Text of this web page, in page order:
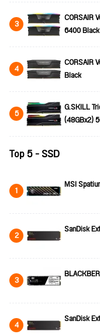
3
CORSAIR
6400 Black
4
CORSAIR
Black
5
G.SKILL
(48GBx2)
Top 5 - SSD
1 MSI
2 SanDisk
3
4 SanDisk